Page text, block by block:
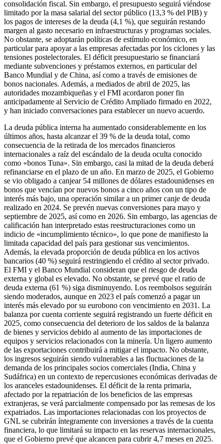
consolidación fiscal. Sin embargo, el presupuesto seguirá viéndose
limitado por la masa salarial del sector público (13,3 % del PIB) y
los pagos de intereses de la deuda (4,1 %), que seguirán restando
margen al gasto necesario en infraestructuras y programas sociales.
No obstante, se adoptarán políticas de estímulo económico, en
particular para apoyar a las empresas afectadas por los ciclones y las
tensiones postelectorales. El déficit presupuestario se financiará
mediante subvenciones y préstamos externos, en particular del
Banco Mundial y de China, así como a través de emisiones de
bonos nacionales. Además, a mediados de abril de 2025, las
autoridades mozambiqueñas y el FMI acordaron poner fin
anticipadamente al Servicio de Crédito Ampliado firmado en 2022,
y han iniciado conversaciones para establecer un nuevo acuerdo.
La deuda pública interna ha aumentado considerablemente en los
últimos años, hasta alcanzar el 39 % de la deuda total, como
consecuencia de la retirada de los mercados financieros
internacionales a raíz del escándalo de la deuda oculta conocido
como «bonos Tuna». Sin embargo, casi la mitad de la deuda deberá
refinanciarse en el plazo de un año. En marzo de 2025, el Gobierno
se vio obligado a canjear 54 millones de dólares estadounidenses en
bonos que vencían por nuevos bonos a cinco años con un tipo de
interés más bajo, una operación similar a un primer canje de deuda
realizado en 2024. Se prevén nuevas conversiones para mayo y
septiembre de 2025, así como en 2026. Sin embargo, las agencias de
calificación han interpretado estas reestructuraciones como un
indicio de «incumplimiento técnico», lo que pone de manifiesto la
limitada capacidad del país para gestionar sus vencimientos.
Además, la elevada proporción de deuda pública en los activos
bancarios (40 %) seguirá restringiendo el crédito al sector privado.
El FMI y el Banco Mundial consideran que el riesgo de deuda
externa y global es elevado. No obstante, se prevé que el ratio de
deuda externa (61 %) siga disminuyendo. Los reembolsos seguirán
siendo moderados, aunque en 2023 el país comenzó a pagar un
interés más elevado por su eurobono con vencimiento en 2031. La
balanza por cuenta corriente seguirá registrando un fuerte déficit en
2025, como consecuencia del deterioro de los saldos de la balanza
de bienes y servicios debido al aumento de las importaciones de
equipos y servicios relacionados con la minería. Un ligero aumento
de las exportaciones contribuirá a mitigar el impacto. No obstante,
los ingresos seguirán siendo vulnerables a las fluctuaciones de la
demanda de los principales socios comerciales (India, China y
Sudáfrica) en un contexto de repercusiones económicas derivadas de
los aranceles estadounidenses. El déficit de la renta primaria,
afectado por la repatriación de los beneficios de las empresas
extranjeras, se verá parcialmente compensado por las remesas de los
expatriados. Las importaciones relacionadas con los proyectos de
GNL se cubrirán íntegramente con inversiones a través de la cuenta
financiera, lo que limitará su impacto en las reservas internacionales,
que el Gobierno prevé que alcancen para cubrir 4,7 meses en 2025.